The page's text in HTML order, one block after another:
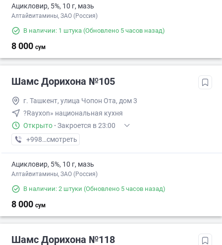
Ацикловир, 5%, 10 г, мазь
Алтайвитамины, ЗАО (Россия)
В наличии: 1 штука (Обновлено 5 часов назад)
8 000 сум
Шамс Дорихона №105
г. Ташкент, улица Чопон Ота, дом 3
?Rayxon» национальная кухня
Открыто · Закроется в 23:00
+998 (79) XXX-XX-XX
смотреть
Ацикловир, 5%, 10 г, мазь
Алтайвитамины, ЗАО (Россия)
В наличии: 2 штуки (Обновлено 5 часов назад)
8 000 сум
Шамс Дорихона №118